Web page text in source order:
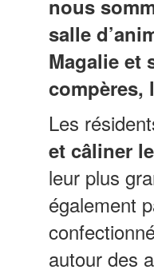
nous
salle
Magalie et
compères,
Les
et câliner
leur plus
également
autour des